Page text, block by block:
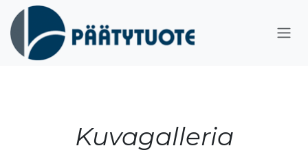
Siirry sisältöön
Kuvagalleria